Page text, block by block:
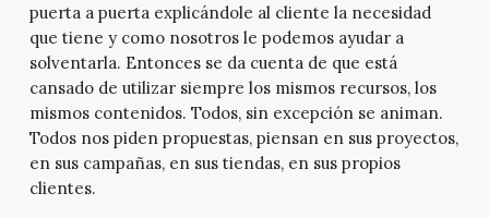
puerta a puerta explicándole al cliente la necesidad
que tiene y como nosotros le podemos ayudar a
solventarla. Entonces se da cuenta de que está
cansado de utilizar siempre los mismos recursos, los
mismos contenidos. Todos, sin excepción se animan.
Todos nos piden propuestas, piensan en sus proyectos,
en sus campañas, en sus tiendas, en sus propios
clientes.